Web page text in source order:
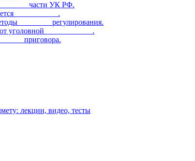
части УК РФ.
___________.
________ регулирования.
уголовной ____________.
приговора.
лекции, видео, тесты